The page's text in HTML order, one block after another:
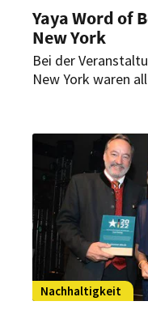
Yaya Word of
New York
Bei der
New York waren
zeichnet dafür
Nachhaltigkeit